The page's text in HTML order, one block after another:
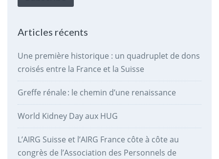
Articles récents
Une première historique : un quadruplet de dons
croisés entre la France et la Suisse
Greffe rénale : le chemin d’une renaissance
World Kidney Day aux HUG
L’AIRG Suisse et l’AIRG France côte à côte au
congrès de l’Association des Personnels de